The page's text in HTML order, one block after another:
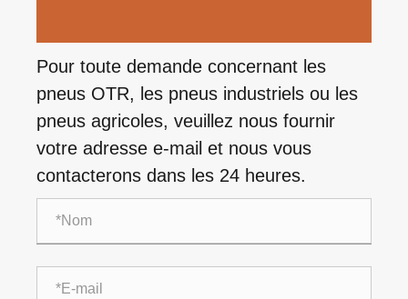
Pour toute demande concernant les
pneus OTR, les pneus industriels ou les
pneus agricoles, veuillez nous fournir
votre adresse e-mail et nous vous
contacterons dans les 24 heures.